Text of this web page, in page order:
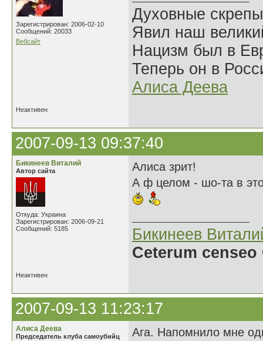
Зарегистрирован: 2006-02-10
Сообщений: 20033
Вебсайт
Духовные
Явил наш
Нацизм был в
Теперь он в
Алиса Деева
Неактивен
2007-09-13 09:37:40
Бикинеев Виталий
Автор сайта
Откуда: Украина
Зарегистрирован: 2006-09-21
Сообщений: 5185
Алиса зрит!
А ф целом - шо-та в
Бикинеев
Ceterum
Неактивен
2007-09-13 11:23:17
Алиса Деева
Председатель клуба самоубийц
Ага. Напомнило мне